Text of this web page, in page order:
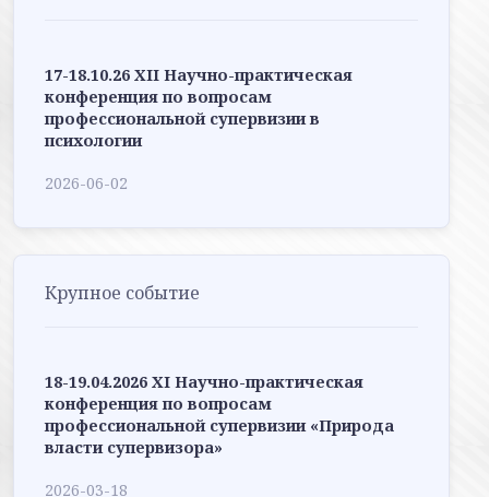
17-18.10.26 XII Научно-практическая
конференция по вопросам
профессиональной супервизии в
психологии
2026-06-02
Крупное событие
18-19.04.2026 XI Научно-практическая
конференция по вопросам
профессиональной супервизии «Природа
власти супервизора»
2026-03-18